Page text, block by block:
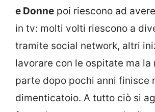
e Donne poi riescono ad
in tv: molti volti riescono a
tramite social network, altri
lavorare con le ospitate ma la
parte dopo pochi anni finisce
dimenticatoio. A tutto ciò si